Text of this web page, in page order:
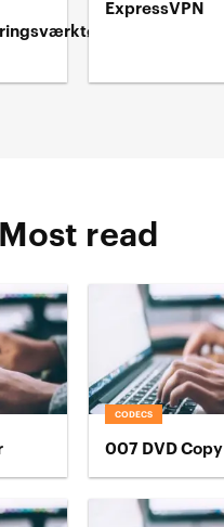
ExpressVPN
Most read
CODECS
007 DVD Copy